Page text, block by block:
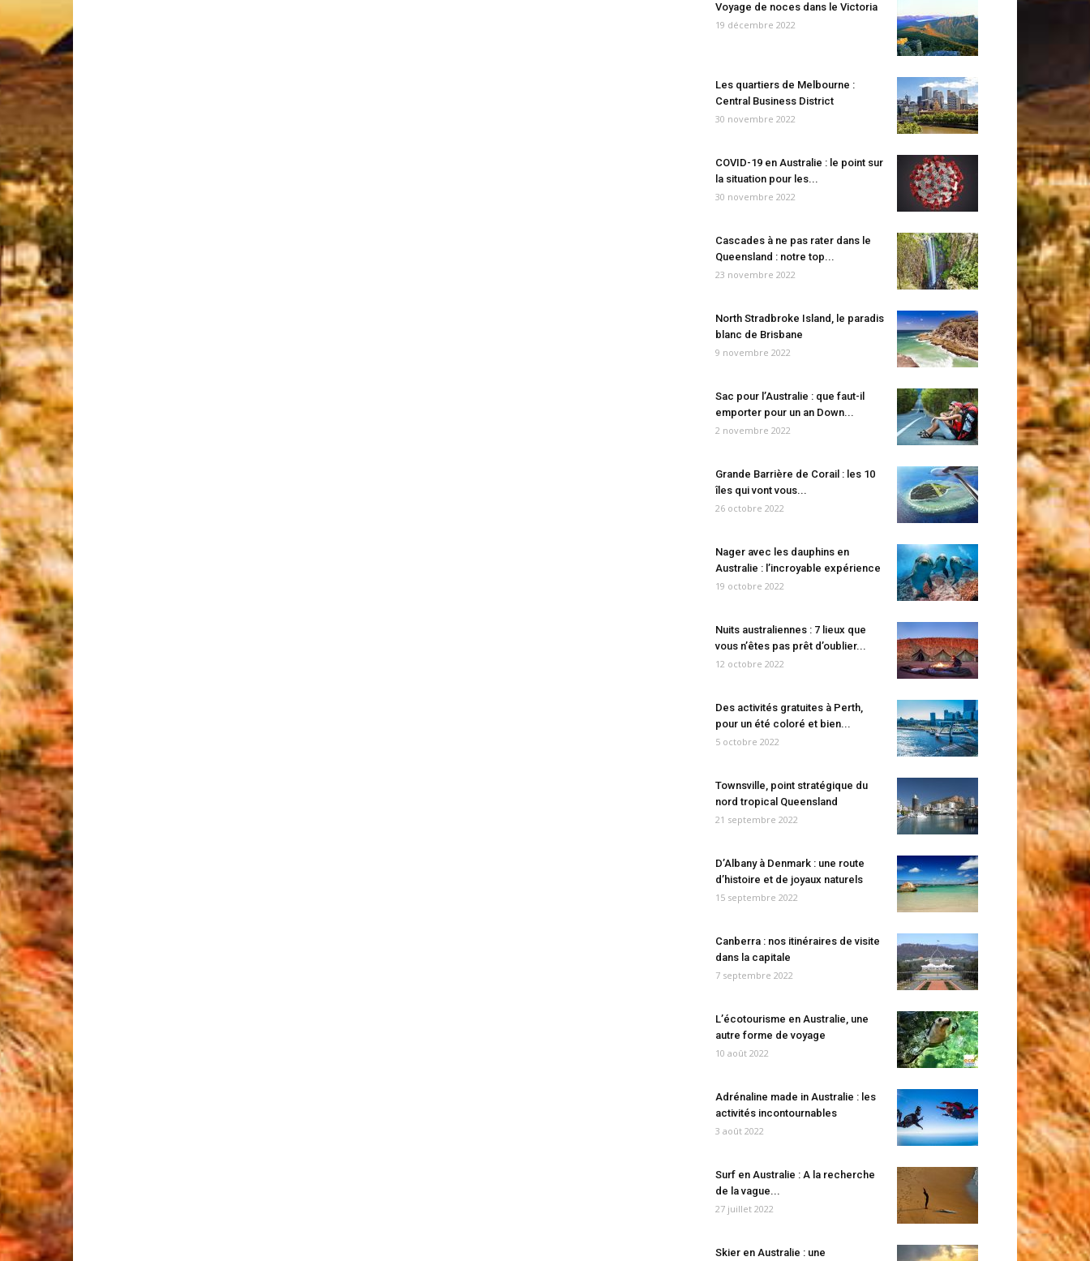
Voyage de noces dans le Victoria
19 décembre 2022
Les quartiers de Melbourne :
Central Business District
30 novembre 2022
COVID-19 en Australie : le point sur
la situation pour les...
30 novembre 2022
Cascades à ne pas rater dans le
Queensland : notre top...
23 novembre 2022
North Stradbroke Island, le paradis
blanc de Brisbane
9 novembre 2022
Sac pour l’Australie : que faut-il
emporter pour un an Down...
2 novembre 2022
Grande Barrière de Corail : les 10
îles qui vont vous...
26 octobre 2022
Nager avec les dauphins en
Australie : l’incroyable expérience
19 octobre 2022
Nuits australiennes : 7 lieux que
vous n’êtes pas prêt d’oublier...
12 octobre 2022
Des activités gratuites à Perth,
pour un été coloré et bien...
5 octobre 2022
Townsville, point stratégique du
nord tropical Queensland
21 septembre 2022
D’Albany à Denmark : une route
d’histoire et de joyaux naturels
15 septembre 2022
Canberra : nos itinéraires de visite
dans la capitale
7 septembre 2022
L’écotourisme en Australie, une
autre forme de voyage
10 août 2022
Adrénaline made in Australie : les
activités incontournables
3 août 2022
Surf en Australie : A la recherche
de la vague...
27 juillet 2022
Skier en Australie : une